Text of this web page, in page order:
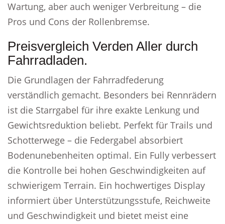
Wartung, aber auch weniger Verbreitung – die
Pros und Cons der Rollenbremse.
Preisvergleich Verden Aller durch
Fahrradladen.
Die Grundlagen der Fahrradfederung
verständlich gemacht. Besonders bei Rennrädern
ist die Starrgabel für ihre exakte Lenkung und
Gewichtsreduktion beliebt. Perfekt für Trails und
Schotterwege – die Federgabel absorbiert
Bodenunebenheiten optimal. Ein Fully verbessert
die Kontrolle bei hohen Geschwindigkeiten auf
schwierigem Terrain. Ein hochwertiges Display
informiert über Unterstützungsstufe, Reichweite
und Geschwindigkeit und bietet meist eine